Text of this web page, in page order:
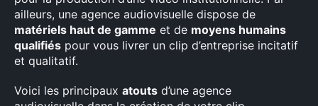
ailleurs, une agence audiovisuelle dispose de
matériels haut de gamme et de moyens humains
qualifiés pour vous livrer un clip d’entreprise incitatif
et qualitatif.
Voici les principaux atouts d’une agence